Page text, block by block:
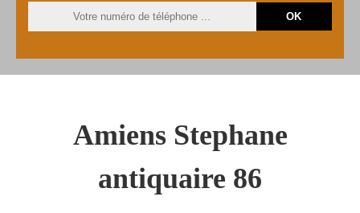
Amiens Stephane
antiquaire 86